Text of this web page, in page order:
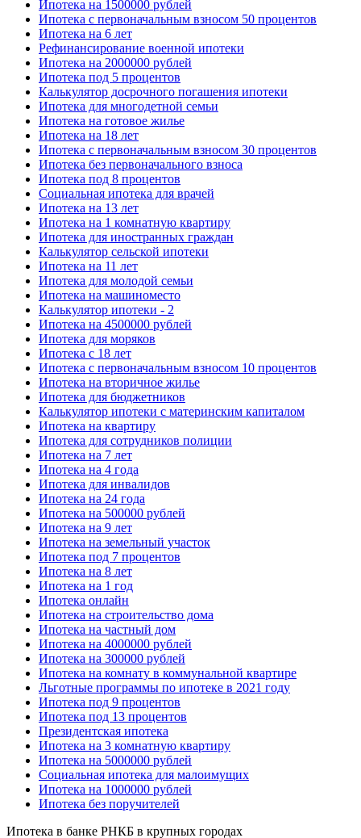
Ипотека на 1500000 рублей
Ипотека с первоначальным взносом 50 процентов
Ипотека на 6 лет
Рефинансирование военной ипотеки
Ипотека на 2000000 рублей
Ипотека под 5 процентов
Калькулятор досрочного погашения ипотеки
Ипотека для многодетной семьи
Ипотека на готовое жилье
Ипотека на 18 лет
Ипотека с первоначальным взносом 30 процентов
Ипотека без первоначального взноса
Ипотека под 8 процентов
Социальная ипотека для врачей
Ипотека на 13 лет
Ипотека на 1 комнатную квартиру
Ипотека для иностранных граждан
Калькулятор сельской ипотеки
Ипотека на 11 лет
Ипотека для молодой семьи
Ипотека на машиноместо
Калькулятор ипотеки - 2
Ипотека на 4500000 рублей
Ипотека для моряков
Ипотека с 18 лет
Ипотека с первоначальным взносом 10 процентов
Ипотека на вторичное жилье
Ипотека для бюджетников
Калькулятор ипотеки с материнским капиталом
Ипотека на квартиру
Ипотека для сотрудников полиции
Ипотека на 7 лет
Ипотека на 4 года
Ипотека для инвалидов
Ипотека на 24 года
Ипотека на 500000 рублей
Ипотека на 9 лет
Ипотека на земельный участок
Ипотека под 7 процентов
Ипотека на 8 лет
Ипотека на 1 год
Ипотека онлайн
Ипотека на строительство дома
Ипотека на частный дом
Ипотека на 4000000 рублей
Ипотека на 300000 рублей
Ипотека на комнату в коммунальной квартире
Льготные программы по ипотеке в 2021 году
Ипотека под 9 процентов
Ипотека под 13 процентов
Президентская ипотека
Ипотека на 3 комнатную квартиру
Ипотека на 5000000 рублей
Социальная ипотека для малоимущих
Ипотека на 1000000 рублей
Ипотека без поручителей
Ипотека в банке РНКБ в крупных городах